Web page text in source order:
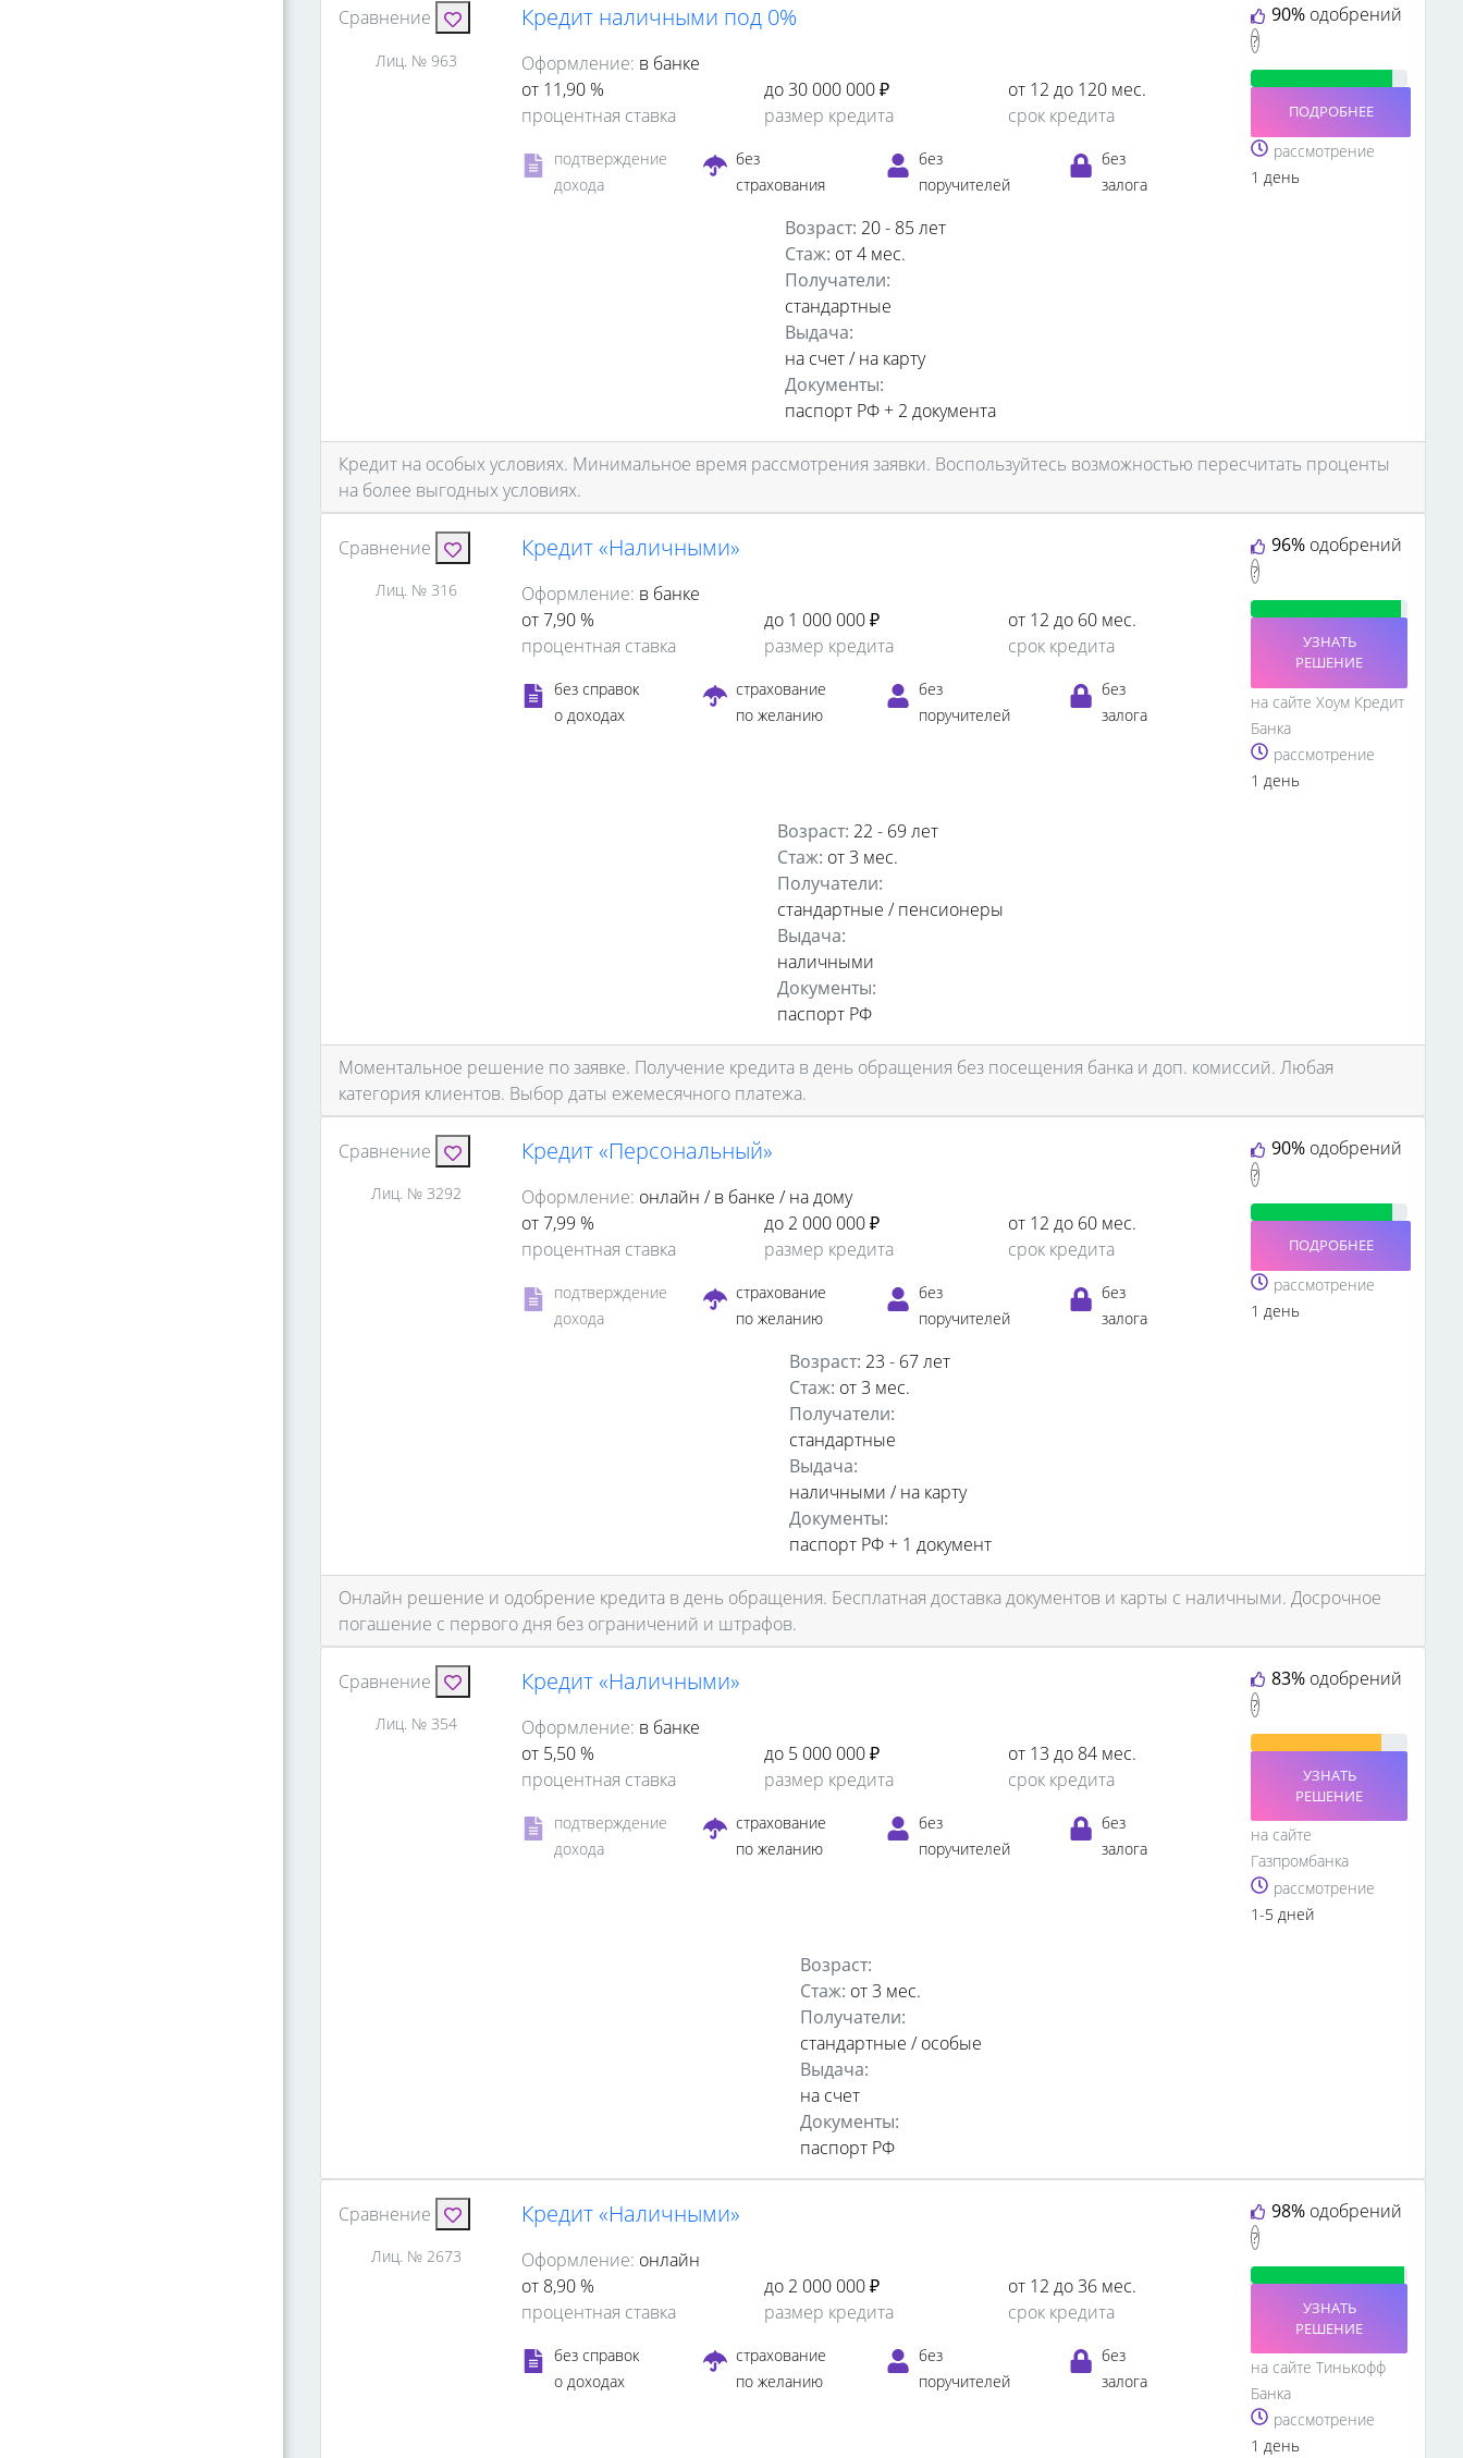
Сравнение
Лиц. № 963
Кредит наличными под 0%
Оформление: в банке
от 11,90 %
процентная ставка
до 30 000 000 ₽
размер кредита
от 12 до 120 мес.
срок кредита
подтверждение
дохода
без
страхования
без
поручителей
без
залога
90% одобрений
?
ПОДРОБНЕЕ
рассмотрение
1 день
Возраст: 20 - 85 лет
Стаж: от 4 мес.
Получатели:
стандартные
Выдача:
на счет / на карту
Документы:
паспорт РФ + 2 документа
Кредит на особых условиях. Минимальное время рассмотрения заявки. Воспользуйтесь возможностью пересчитать проценты
на более выгодных условиях.
Сравнение
Лиц. № 316
Кредит «Наличными»
Оформление: в банке
от 7,90 %
процентная ставка
до 1 000 000 ₽
размер кредита
от 12 до 60 мес.
срок кредита
без справок
о доходах
страхование
по желанию
без
поручителей
без
залога
96% одобрений
?
УЗНАТЬ
РЕШЕНИЕ
на сайте Хоум Кредит
Банка
рассмотрение
1 день
Возраст: 22 - 69 лет
Стаж: от 3 мес.
Получатели:
стандартные / пенсионеры
Выдача:
наличными
Документы:
паспорт РФ
Моментальное решение по заявке. Получение кредита в день обращения без посещения банка и доп. комиссий. Любая
категория клиентов. Выбор даты ежемесячного платежа.
Сравнение
Лиц. № 3292
Кредит «Персональный»
Оформление: онлайн / в банке / на дому
от 7,99 %
процентная ставка
до 2 000 000 ₽
размер кредита
от 12 до 60 мес.
срок кредита
подтверждение
дохода
страхование
по желанию
без
поручителей
без
залога
90% одобрений
?
ПОДРОБНЕЕ
рассмотрение
1 день
Возраст: 23 - 67 лет
Стаж: от 3 мес.
Получатели:
стандартные
Выдача:
наличными / на карту
Документы:
паспорт РФ + 1 документ
Онлайн решение и одобрение кредита в день обращения. Бесплатная доставка документов и карты с наличными. Досрочное
погашение с первого дня без ограничений и штрафов.
Сравнение
Лиц. № 354
Кредит «Наличными»
Оформление: в банке
от 5,50 %
процентная ставка
до 5 000 000 ₽
размер кредита
от 13 до 84 мес.
срок кредита
подтверждение
дохода
страхование
по желанию
без
поручителей
без
залога
83% одобрений
?
УЗНАТЬ
РЕШЕНИЕ
на сайте
Газпромбанка
рассмотрение
1-5 дней
Возраст:
Стаж: от 3 мес.
Получатели:
стандартные /особые
Выдача:
на счет
Документы:
паспорт РФ
Сравнение
Лиц. № 2673
Кредит «Наличными»
Оформление: онлайн
от 8,90 %
процентная ставка
до 2 000 000 ₽
размер кредита
от 12 до 36 мес.
срок кредита
без справок
о доходах
страхование
по желанию
без
поручителей
без
залога
98% одобрений
?
УЗНАТЬ
РЕШЕНИЕ
на сайте Тинькофф
Банка
рассмотрение
1 день